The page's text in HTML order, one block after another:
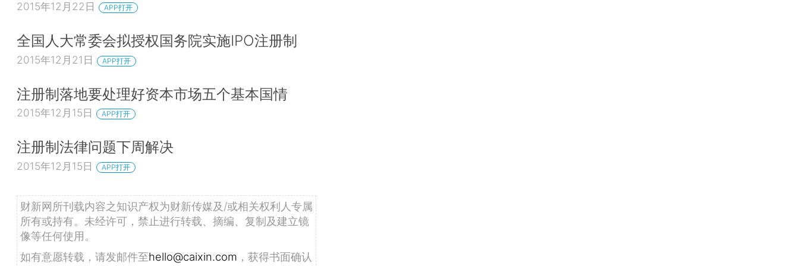
2015年12月22日 APP打开
全国人大常委会拟授权国务院实施IPO注册制
2015年12月21日 APP打开
注册制落地要处理好资本市场五个基本国情
2015年12月15日 APP打开
注册制法律问题下周解决
2015年12月15日 APP打开
财新网所刊载内容之知识产权为财新传媒及/或相关权利人专属
所有或持有。未经许可，禁止进行转载、摘编、复制及建立镜
像等任何使用。
如有意愿转载，请发邮件至hello@caixin.com ，获得书面确认